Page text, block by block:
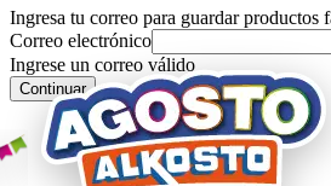
Ingresa tu correo para guardar productos
Correo electrónico
Ingrese un correo válido
Continuar